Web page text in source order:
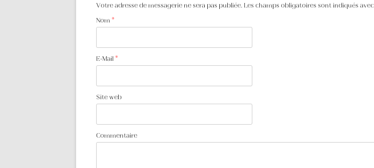
Votre adresse de messagerie ne sera pas publiée. Les champs obligatoires sont indiqués avec
Nom *
E-Mail *
Site web
Commentaire